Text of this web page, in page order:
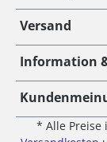
Versand
Information
* Alle Preise